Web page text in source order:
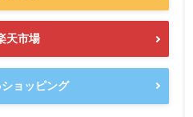
天市場
ョッピング